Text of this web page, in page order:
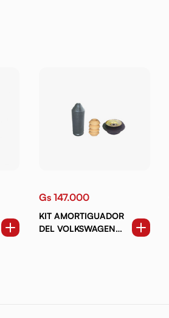
Gs 147.000
KIT AMORTIGUADOR
DEL VOLKSWAGEN